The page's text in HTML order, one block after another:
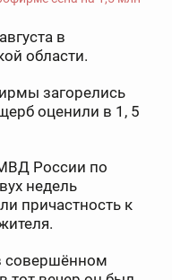
в
области.
загорелись
оценили в 1, 5
России по
недель
причастность к
совершённом